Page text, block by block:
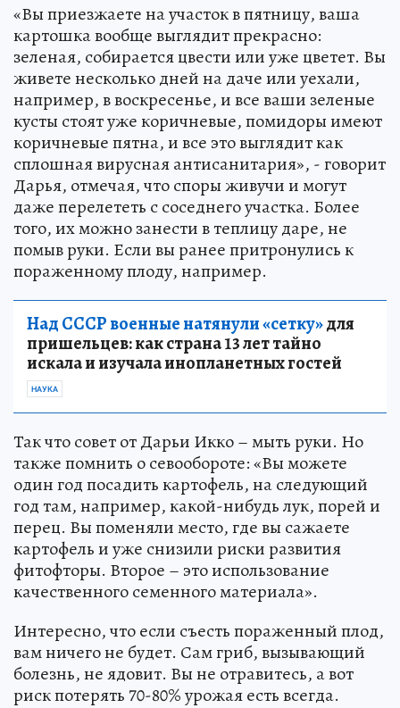
«Вы приезжаете на участок в пятницу, ваша
картошка вообще выглядит прекрасно:
зеленая, собирается цвести или уже цветет. Вы
живете несколько дней на даче или уехали,
например, в воскресенье, и все ваши зеленые
кусты стоят уже коричневые, помидоры имеют
коричневые пятна, и все это выглядит как
сплошная вирусная антисанитария», - говорит
Дарья, отмечая, что споры живучи и могут
даже перелететь с соседнего участка. Более
того, их можно занести в теплицу даре, не
помыв руки. Если вы ранее притронулись к
пораженному плоду, например.
Над СССР военные натянули «сетку»для
пришельцев: как страна 13 лет тайно
искала и изучала инопланетных гостей
НАУКА
Так что совет от Дарьи Икко – мыть руки. Но
также помнить о севообороте: «Вы можете
один год посадить картофель, на следующий
год там, например, какой-нибудь лук, порей и
перец. Вы поменяли место, где вы сажаете
картофель и уже снизили риски развития
фитофторы. Второе – это использование
качественного семенного материала».
Интересно, что если съесть пораженный плод,
вам ничего не будет. Сам гриб, вызывающий
болезнь, не ядовит. Вы не отравитесь, а вот
риск потерять 70-80% урожая есть всегда.